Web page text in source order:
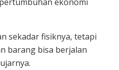
sekadar fisiknya, tetapi
barang bisa berjalan